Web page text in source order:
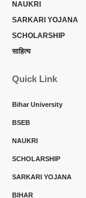
NAUKRI
SARKARI YOJANA
SCHOLARSHIP
साहित्य
Quick Link
Bihar University
BSEB
NAUKRI
SCHOLARSHIP
SARKARI YOJANA
BIHAR